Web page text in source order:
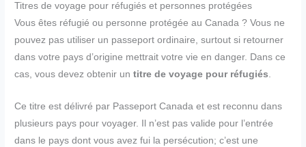
Titres de voyage pour réfugiés et personnes protégées
Vous êtes réfugié ou personne protégée au Canada ? Vous ne
pouvez pas utiliser un passeport ordinaire, surtout si retourner
dans votre pays d’origine mettrait votre vie en danger. Dans ce
cas, vous devez obtenir untitre de voyage pour réfugiés.
Ce titre est délivré par Passeport Canada et est reconnu dans
plusieurs pays pour voyager. Il n’est pas valide pour l’entrée
dans le pays dont vous avez fui la persécution; c’est une